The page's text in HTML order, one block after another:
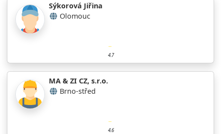
Sýkorová Jiřina
Olomouc
4.7
MA & ZI CZ, s.r.o.
Brno-střed
4.6